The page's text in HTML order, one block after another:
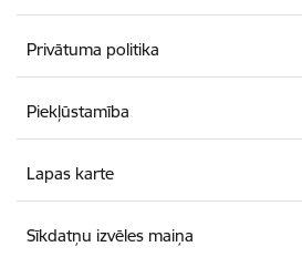
Privātuma politika
Piekļūstamība
Lapas karte
Sīkdatņu izvēles maiņa